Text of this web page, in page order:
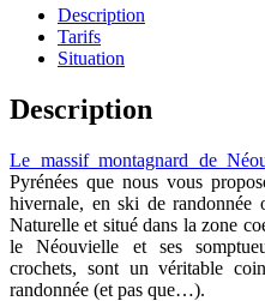
Description
Tarifs
Situation
Description
Le massif montagnard de
Pyrénées que nous vous
hivernale, en ski de randonnée
Naturelle et situé dans la zone
le Néouvielle et ses
crochets, sont un véritable
randonnée (et pas que…).